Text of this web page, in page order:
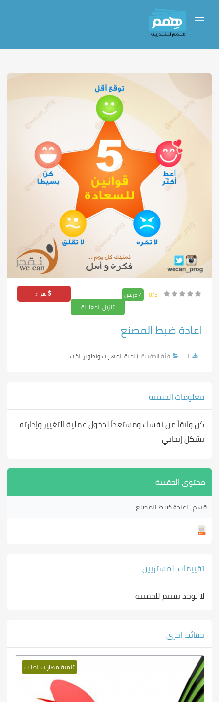
0/5 57ر.س
شراء
تنزيل المعاينة
اعادة ضبط المصنع
1 فئة الحقيبة:تنمية المهارات وتطوير الذات
معلومات الحقيبة
كن واثقاً من نفسك ومستعداً لدخول عملية التغيير وإدارته
بشكل إيجابي
محتوى الحقيبة
قسم : اعادة ضبط المصنع
تقييمات المشتريين
لا يوجد تقييم للحقيبة
حقائب اخرى
تنمية مهارات الطلاب